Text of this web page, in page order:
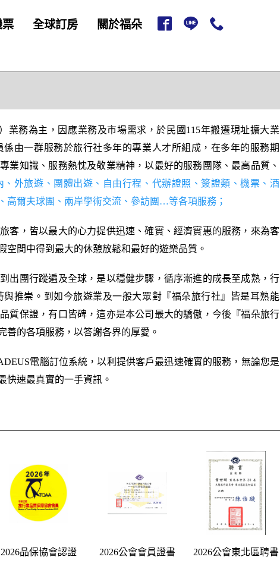
票 全球訂房 關於福朵
業務為主，因應業務及市場需求，於民國115年搬遷現址擴大業
由一群服務於旅行社多年的專業人才所組成，在多年的服務期
業知識、服務熱忱及敬業精神，以最好的服務團隊、最高品質、
、外旅遊、團體出遊、自由行程、代辦證照、簽證類、機票、酒
高爾夫球團、兩岸學術交流、參訪團…等各項服務；
客，皆以最大的心力提供迅速、確實、經濟實惠的服務，來為客
間中得到最大的休憩放鬆和最好的遊樂品質。
出團行蹤遍及全球，是以穩健步驟，循序漸進的成長至成熟，行
推崇。到如今旅遊業及一般大眾對『福朵旅行社』皆是耳熟能
質保證，有口皆碑，這亦是本公司最大的驕傲，今後『福朵旅行
善的各項服務，以答謝各界的厚愛。
電腦訂位系統，以利提供客戶最迅速確實的服務，無論您是
快速最真實的一手資訊。
2026品保協會認證 2026公會會員證書 2026公會東北區聘書